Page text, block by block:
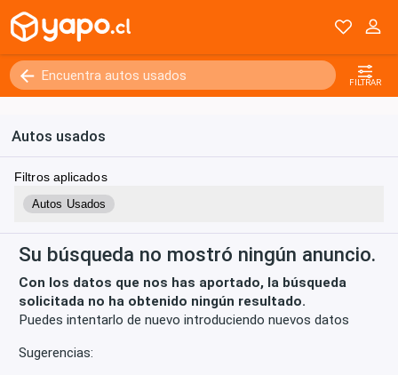
FILTRAR
Autos usados
Filtros aplicados
Autos Usados
Su búsqueda no mostró ningún anuncio.
Con los datos que nos has aportado, la búsqueda
solicitada no ha obtenido ningún resultado.
Puedes intentarlo de nuevo introduciendo nuevos datos
Sugerencias:
Kilómetros